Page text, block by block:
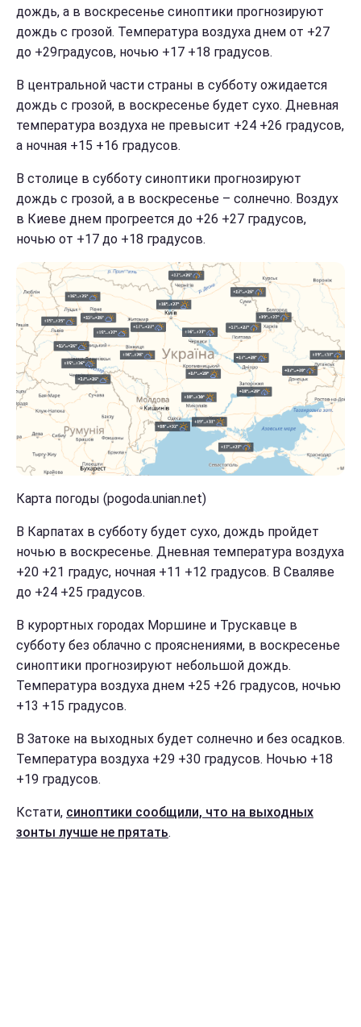
дождь, а в воскресенье синоптики прогнозируют
дождь с грозой. Температура воздуха днем от +27
до +29градусов, ночью +17 +18 градусов.
В центральной части страны в субботу ожидается
дождь с грозой, в воскресенье будет сухо. Дневная
температура воздуха не превысит +24 +26 градусов,
а ночная +15 +16 градусов.
В столице в субботу синоптики прогнозируют
дождь с грозой, а в воскресенье – солнечно. Воздух
в Киеве днем прогреется до +26 +27 градусов,
ночью от +17 до +18 градусов.
Карта погоды (pogoda.unian.net)
В Карпатах в субботу будет сухо, дождь пройдет
ночью в воскресенье. Дневная температура воздуха
+20 +21 градус, ночная +11 +12 градусов. В Сваляве
до +24 +25 градусов.
В курортных городах Моршине и Трускавце в
субботу без облачно с прояснениями, в воскресенье
синоптики прогнозируют небольшой дождь.
Температура воздуха днем +25 +26 градусов, ночью
+13 +15 градусов.
В Затоке на выходных будет солнечно и без осадков.
Температура воздуха +29 +30 градусов. Ночью +18
+19 градусов.
Кстати, синоптики сообщили, что на выходных
зонты лучше не прятать.